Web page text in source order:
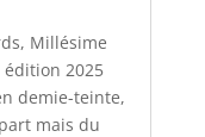
Millésime
édition 2025
demie-teinte,
mais du